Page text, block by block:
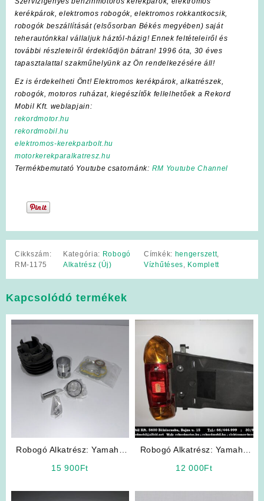
kerékpárok, elektromos robogók, elektromos rokkantkocsik,
robogók beszállítását (elsősorban Békés megyében) saját
teherautónkkal vállaljuk háztól-házig! Ennek feltételeiről és
további részleteiről érdeklődjön bátran! 1996 óta, 30 éves
tapasztalattal szakműhelyünk az Ön rendelkezésére áll!
Ez is érdekelheti Önt! Elektromos kerékpárok, alkatrészek,
robogók, motoros ruházat, kiegészítők fellelhetőek a Rekord
Mobil Kft. weblapjain:
rekordmotor.hu
rekordmobil.hu
elektromos-kerekparbolt.hu
motorkerekparalkatresz.hu
Termékbemutató Youtube csatornánk: RM Youtube Channel
Cikkszám:
RM-1175
Kategória: Robogó
Alkatrész (Új)
Címkék: hengerszett,
Vízhűtéses, Komplett
Kapcsolódó termékek
Robogó Alkatrész: Yamaha
15 900Ft
Robogó Alkatrész: Yamaha
12 000Ft